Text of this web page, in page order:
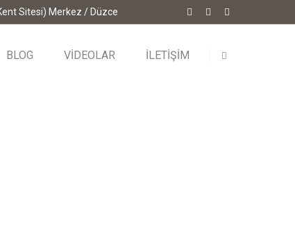
Sitesi) Merkez / Düzce
BLOG VİDEOLAR İLETİŞİM